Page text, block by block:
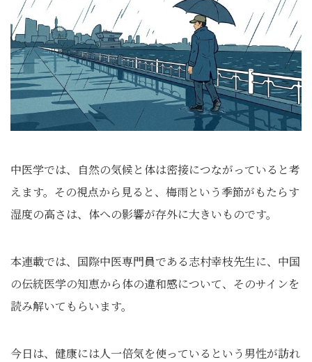
中医学では、自然の気候と体は密接につながっていると考
えます。その視点から見ると、梅雨という季節がもたらす
湿度の高さは、体への影響が存外に大きいものです。
本連載では、国際中医専門員である志村幸枝先生に、中国
の伝統医学の知恵から体の違和感について、そのサインを
読み解いてもらいます。
今日は、健康には人一倍気を使っているという男性が訪れ